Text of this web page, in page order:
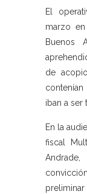
El
marzo
Buenos
de
iban a ser
En la
fiscal